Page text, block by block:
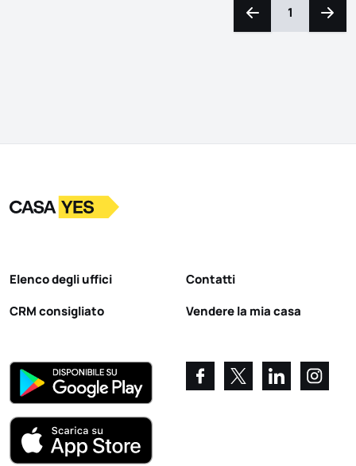
Naviga a sinistra
1
LogoVai alla homepage
Elenco degli uffici
CRM consigliato
Contatti
Vendere la mia casa